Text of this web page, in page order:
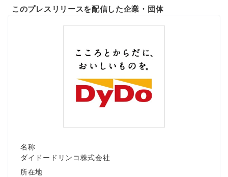
このプレスリリースを配信した企業・団体
名称
ダイドードリンコ株式会社
所在地